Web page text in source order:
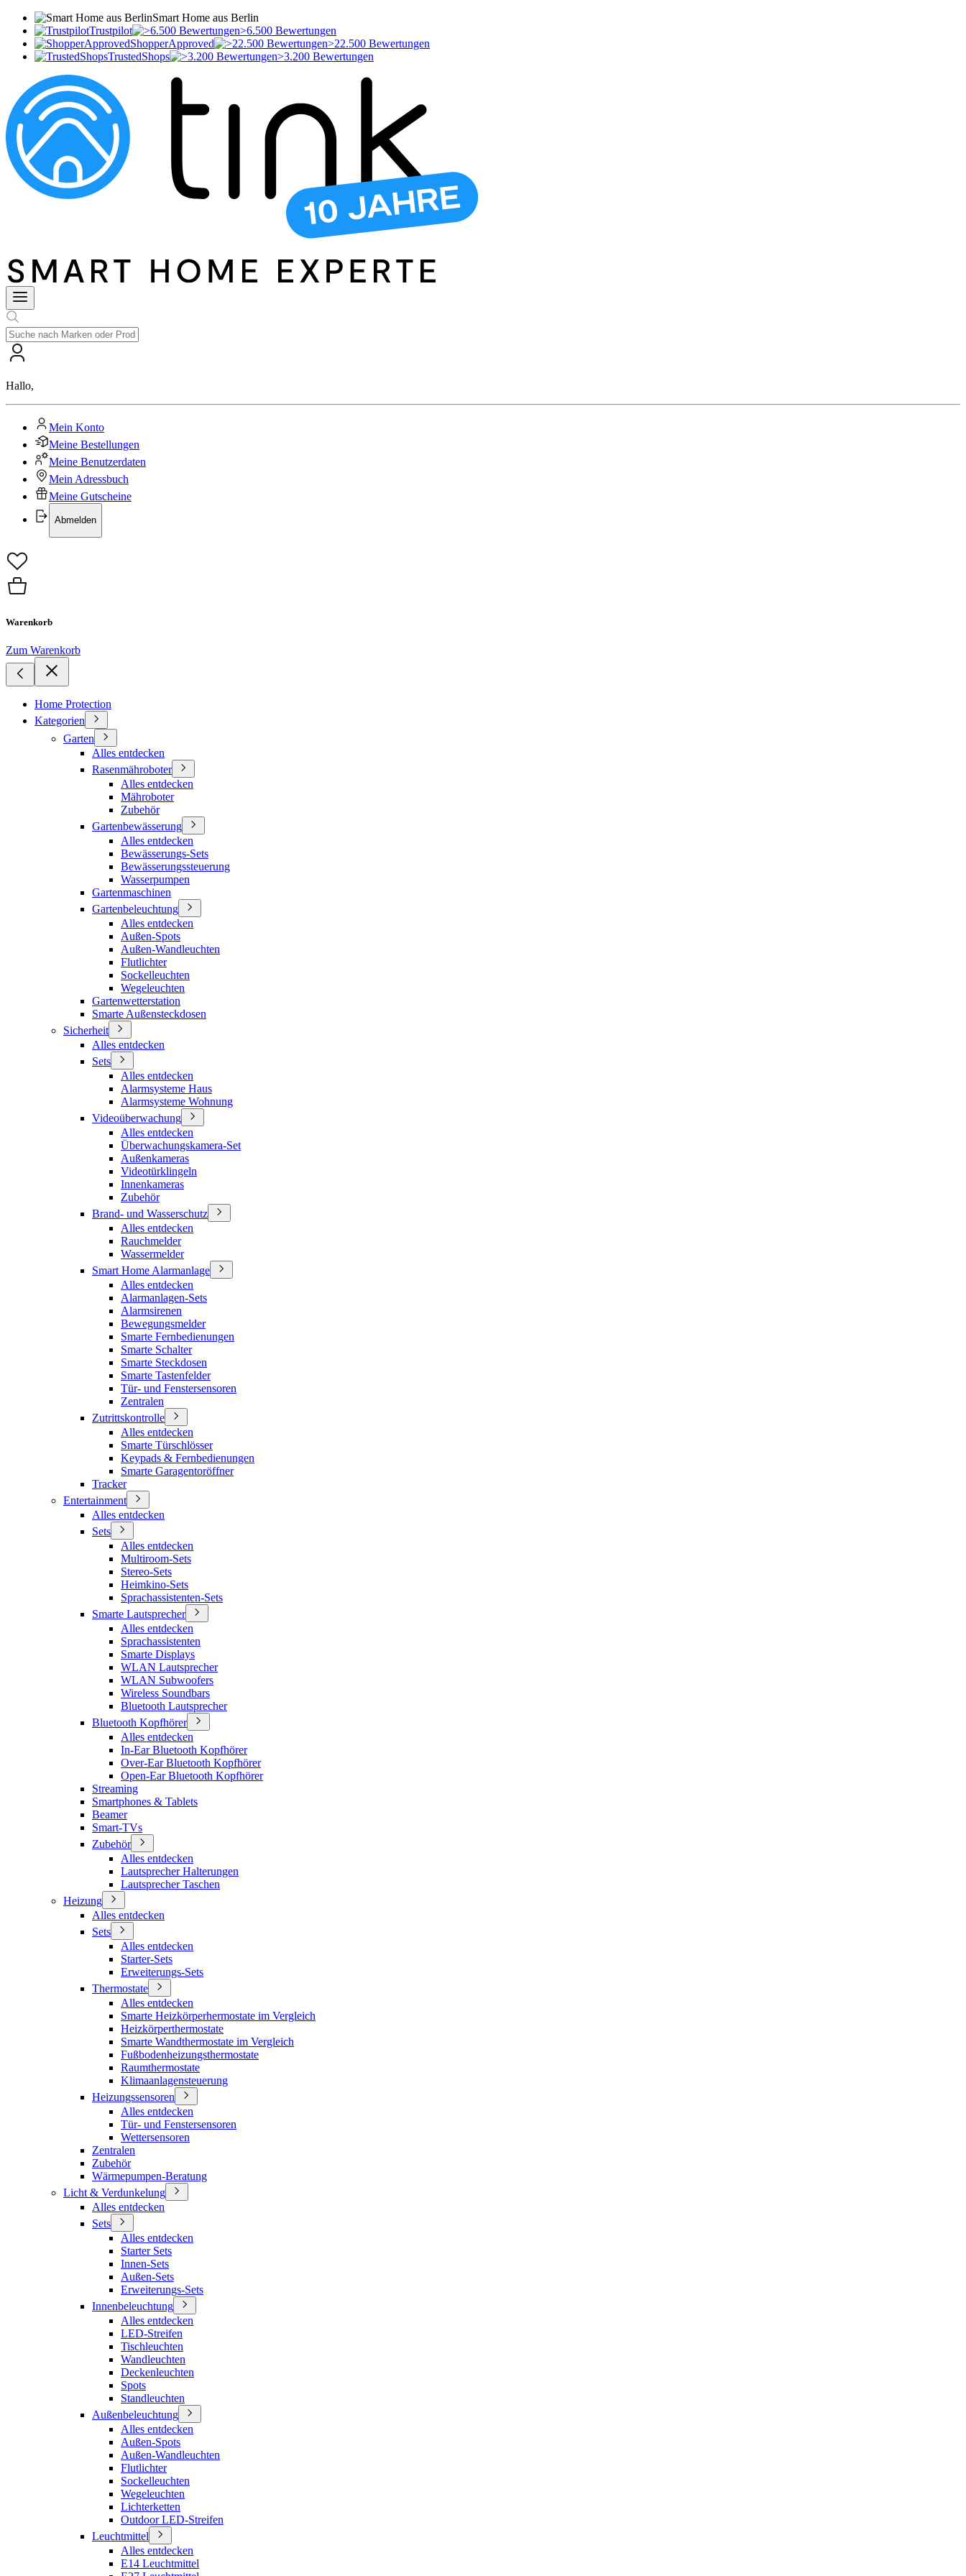
Smart Home aus Berlin
Trustpilot
>6.500 Bewertungen
ShopperApproved
>22.500 Bewertungen
TrustedShops
>3.200 Bewertungen
Hallo,
Mein Konto
Meine Bestellungen
Meine Benutzerdaten
Mein Adressbuch
Meine Gutscheine
Abmelden
Warenkorb
Zum Warenkorb
Home Protection
Kategorien
Garten
Alles entdecken
Rasenmähroboter
Alles entdecken
Mähroboter
Zubehör
Gartenbewässerung
Alles entdecken
Bewässerungs-Sets
Bewässerungssteuerung
Wasserpumpen
Gartenmaschinen
Gartenbeleuchtung
Alles entdecken
Außen-Spots
Außen-Wandleuchten
Flutlichter
Sockelleuchten
Wegeleuchten
Gartenwetterstation
Smarte Außensteckdosen
Sicherheit
Alles entdecken
Sets
Alles entdecken
Alarmsysteme Haus
Alarmsysteme Wohnung
Videoüberwachung
Alles entdecken
Überwachungskamera-Set
Außenkameras
Videotürklingeln
Innenkameras
Zubehör
Brand- und Wasserschutz
Alles entdecken
Rauchmelder
Wassermelder
Smart Home Alarmanlage
Alles entdecken
Alarmanlagen-Sets
Alarmsirenen
Bewegungsmelder
Smarte Fernbedienungen
Smarte Schalter
Smarte Steckdosen
Smarte Tastenfelder
Tür- und Fenstersensoren
Zentralen
Zutrittskontrolle
Alles entdecken
Smarte Türschlösser
Keypads & Fernbedienungen
Smarte Garagentoröffner
Tracker
Entertainment
Alles entdecken
Sets
Alles entdecken
Multiroom-Sets
Stereo-Sets
Heimkino-Sets
Sprachassistenten-Sets
Smarte Lautsprecher
Alles entdecken
Sprachassistenten
Smarte Displays
WLAN Lautsprecher
WLAN Subwoofers
Wireless Soundbars
Bluetooth Lautsprecher
Bluetooth Kopfhörer
Alles entdecken
In-Ear Bluetooth Kopfhörer
Over-Ear Bluetooth Kopfhörer
Open-Ear Bluetooth Kopfhörer
Streaming
Smartphones & Tablets
Beamer
Smart-TVs
Zubehör
Alles entdecken
Lautsprecher Halterungen
Lautsprecher Taschen
Heizung
Alles entdecken
Sets
Alles entdecken
Starter-Sets
Erweiterungs-Sets
Thermostate
Alles entdecken
Smarte Heizkörperhermostate im Vergleich
Heizkörperthermostate
Smarte Wandthermostate im Vergleich
Fußbodenheizungsthermostate
Raumthermostate
Klimaanlagensteuerung
Heizungssensoren
Alles entdecken
Tür- und Fenstersensoren
Wettersensoren
Zentralen
Zubehör
Wärmepumpen-Beratung
Licht & Verdunkelung
Alles entdecken
Sets
Alles entdecken
Starter Sets
Innen-Sets
Außen-Sets
Erweiterungs-Sets
Innenbeleuchtung
Alles entdecken
LED-Streifen
Tischleuchten
Wandleuchten
Deckenleuchten
Spots
Standleuchten
Außenbeleuchtung
Alles entdecken
Außen-Spots
Außen-Wandleuchten
Flutlichter
Sockelleuchten
Wegeleuchten
Lichterketten
Outdoor LED-Streifen
Leuchtmittel
Alles entdecken
E14 Leuchtmittel